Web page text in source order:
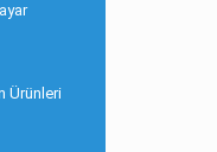
Ürünleri